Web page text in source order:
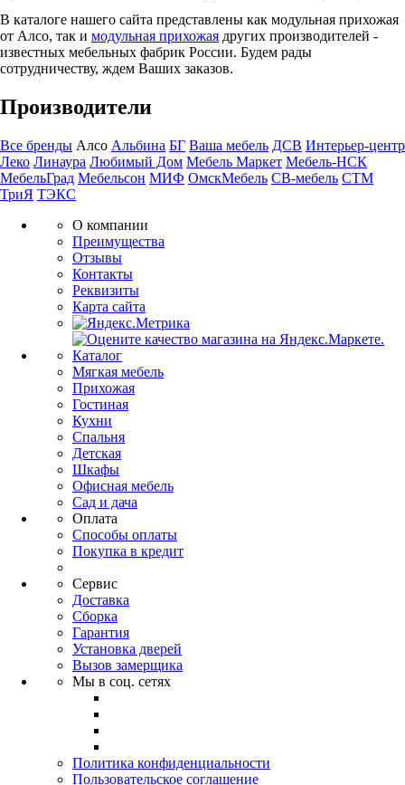
В каталоге нашего сайта представлены как модульная прихожая
от Алсо, так и модульная прихожая других производителей -
известных мебельных фабрик России. Будем рады
сотрудничеству, ждем Ваших заказов.
Производители
Все бренды Алсо Альбина БГ Ваша мебель ДСВ Интерьер-центр
Леко Линаура Любимый Дом Мебель Маркет Мебель-НСК
МебельГрад Мебельсон МИФ ОмскМебель СВ-мебель СТМ
ТриЯ ТЭКС
О компании
Преимущества
Отзывы
Контакты
Реквизиты
Карта сайта
Каталог
Мягкая мебель
Прихожая
Гостиная
Кухни
Спальня
Детская
Шкафы
Офисная мебель
Сад и дача
Оплата
Способы оплаты
Покупка в кредит
Сервис
Доставка
Сборка
Гарантия
Установка дверей
Вызов замерщика
Мы в соц. сетях
Политика конфиденциальности
Пользовательское соглашение